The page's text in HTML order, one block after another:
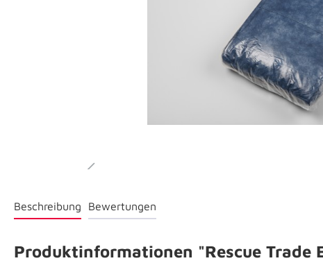
Beschreibung Bewertungen
Produktinformationen "Rescue Trade